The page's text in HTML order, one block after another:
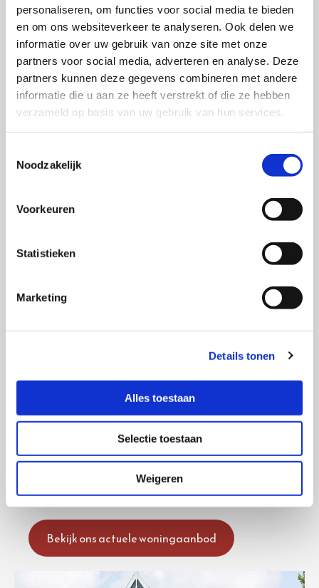
personaliseren, om functies voor social media te bieden
en om ons websiteverkeer te analyseren. Ook delen we
informatie over uw gebruik van onze site met onze
partners voor social media, adverteren en analyse. Deze
partners kunnen deze gegevens combineren met andere
informatie die u aan ze heeft verstrekt of die ze hebben
verzameld op basis van uw gebruik van hun services.
Noodzakelijk
Voorkeuren
Statistieken
Marketing
Details tonen
Alles toestaan
Selectie toestaan
Weigeren
Bertus Aafjeshof 46 - Hoorn
Bekijk ons actuele woningaanbod
Bosgroet 112 - Zuid-Scharwoude
Bekijk ons actuele woningaanbod